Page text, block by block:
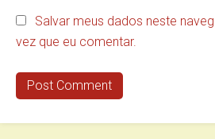
Salvar meus dados neste
vez que eu comentar.